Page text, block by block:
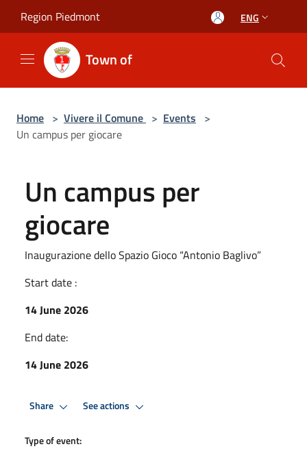
Region Piedmont ENG
Town of
Home > Vivere il Comune > Events >
Un campus per giocare
Un campus per
giocare
Inaugurazione dello Spazio Gioco “Antonio Baglivo”
Start date :
14 June 2026
End date:
14 June 2026
Share See actions
Type of event: